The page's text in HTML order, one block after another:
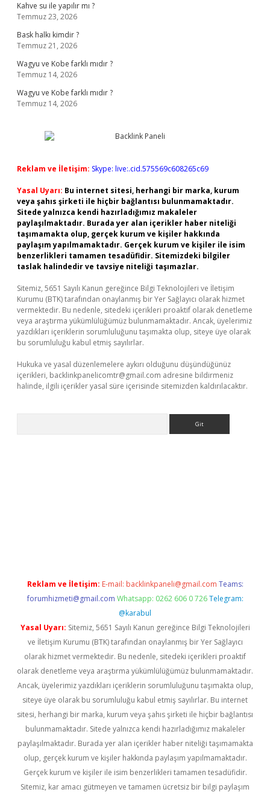
Kahve su ile yapılır mı ?
Temmuz 23, 2026
Bask halkı kimdir ?
Temmuz 21, 2026
Wagyu ve Kobe farklı mıdır ?
Temmuz 14, 2026
Wagyu ve Kobe farklı mıdır ?
Temmuz 14, 2026
Reklam ve İletişim: Skype: live:.cid.575569c608265c69
Yasal Uyarı: Bu internet sitesi, herhangi bir marka, kurum
veya şahıs şirketi ile hiçbir bağlantısı bulunmamaktadır.
Sitede yalnızca kendi hazırladığımız makaleler
paylaşılmaktadır. Burada yer alan içerikler haber niteliği
taşımamakta olup, gerçek kurum ve kişiler hakkında
paylaşım yapılmamaktadır. Gerçek kurum ve kişiler ile isim
benzerlikleri tamamen tesadüfidir. Sitemizdeki bilgiler
taslak halindedir ve tavsiye niteliği taşımazlar.
Sitemiz, 5651 Sayılı Kanun gereğince Bilgi Teknolojileri ve İletişim
Kurumu (BTK) tarafından onaylanmış bir Yer Sağlayıcı olarak hizmet
vermektedir. Bu nedenle, sitedeki içerikleri proaktif olarak denetleme
veya araştırma yükümlülüğümüz bulunmamaktadır. Ancak, üyelerimiz
yazdıkları içeriklerin sorumluluğunu taşımakta olup, siteye üye olarak
bu sorumluluğu kabul etmiş sayılırlar.
Hukuka ve yasal düzenlemelere aykırı olduğunu düşündüğünüz
içerikleri, backlinkpanelicomtr@gmail.com adresine bildirmeniz
halinde, ilgili içerikler yasal süre içerisinde sitemizden kaldırılacaktır.
Reklam ve İletişim: E-mail: backlinkpaneli@gmail.com Teams:
forumhizmeti@gmail.com Whatsapp: 0262 606 0 726 Telegram:
@karabul
Yasal Uyarı: Sitemiz, 5651 Sayılı Kanun gereğince Bilgi Teknolojileri
ve İletişim Kurumu (BTK) tarafından onaylanmış bir Yer Sağlayıcı
olarak hizmet vermektedir. Bu nedenle, sitedeki içerikleri proaktif
olarak denetleme veya araştırma yükümlülüğümüz bulunmamaktadır.
Ancak, üyelerimiz yazdıkları içeriklerin sorumluluğunu taşımakta olup,
siteye üye olarak bu sorumluluğu kabul etmiş sayılırlar. Bu internet
sitesi, herhangi bir marka, kurum veya şahıs şirketi ile hiçbir bağlantısı
bulunmamaktadır. Sitede yalnızca kendi hazırladığımız makaleler
paylaşılmaktadır. Burada yer alan içerikler haber niteliği taşımamakta
olup, gerçek kurum ve kişiler hakkında paylaşım yapılmamaktadır.
Gerçek kurum ve kişiler ile isim benzerlikleri tamamen tesadüfidir.
Sitemiz, kar amacı gütmeyen ve tamamen ücretsiz bir bilgi paylaşım